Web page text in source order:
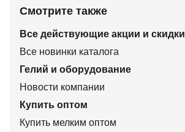
Смотрите также
Все действующие акции и скидки
Все новинки каталога
Гелий и оборудование
Новости компании
Купить оптом
Купить мелким оптом